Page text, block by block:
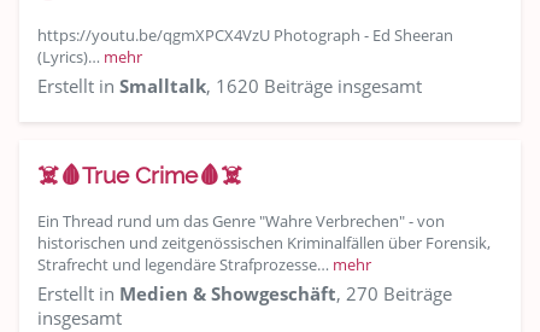
https://youtu.be/qgmXPCX4VzU Photograph - Ed Sheeran
(Lyrics)… mehr
Erstellt in Smalltalk, 1620 Beiträge insgesamt
☠️🩸True Crime🩸☠️
Ein Thread rund um das Genre "Wahre Verbrechen" - von
historischen und zeitgenössischen Kriminalfällen über Forensik,
Strafrecht und legendäre Strafprozesse… mehr
Erstellt in Medien & Showgeschäft, 270 Beiträge
insgesamt